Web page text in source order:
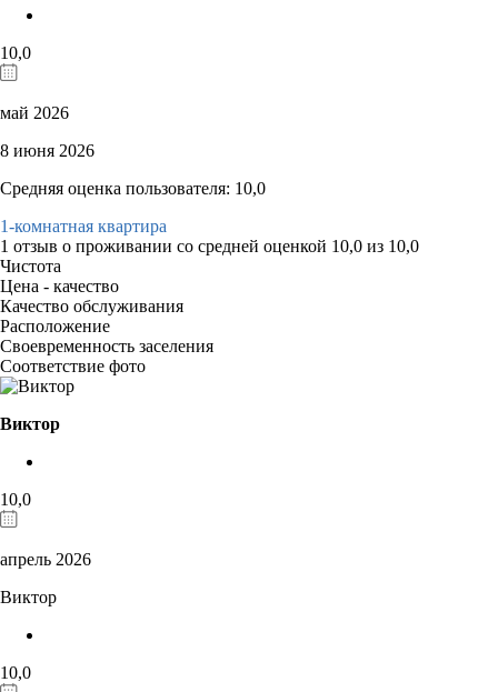
10,0
май 2026
8 июня 2026
Средняя оценка пользователя: 10,0
1-комнатная квартира
1 отзыв о проживании со средней оценкой 10,0 из 10,0
Чистота
Цена - качество
Качество обслуживания
Расположение
Своевременность заселения
Соответствие фото
Виктор
10,0
апрель 2026
Виктор
10,0